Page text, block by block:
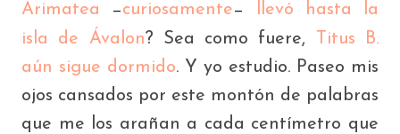
Arimatea
—curiosamente—
llevó hasta la
isla de Ávalon? Sea como fuere,
Titus B.
aún sigue dormido. Y yo estudio. Paseo mis
ojos cansados por este montón de palabras
que me los arañan a cada centímetro que